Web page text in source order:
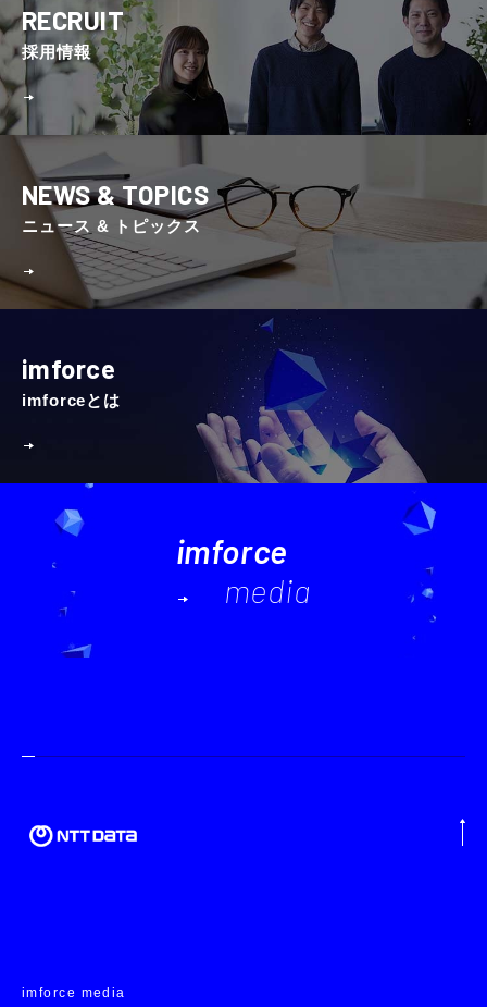
RECRUIT
採⽤情報
NEWS & TOPICS
ニュース & トピックス
imforce
imforceとは
imforce
media
imforce media